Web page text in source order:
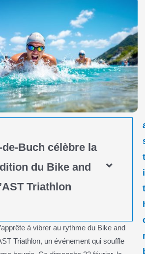
de-Buch célèbre la
du Bike and
Triathlon
à vibrer au rythme du Bike and
Triathlon, un événement qui souffle